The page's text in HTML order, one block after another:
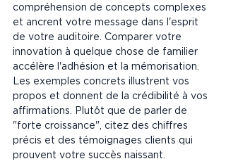
compréhension de concepts complexes
et ancrent votre message dans l'esprit
de votre auditoire. Comparer votre
innovation à quelque chose de familier
accélère l'adhésion et la mémorisation.
Les exemples concrets illustrent vos
propos et donnent de la crédibilité à vos
affirmations. Plutôt que de parler de
"forte croissance", citez des chiffres
précis et des témoignages clients qui
prouvent votre succès naissant.